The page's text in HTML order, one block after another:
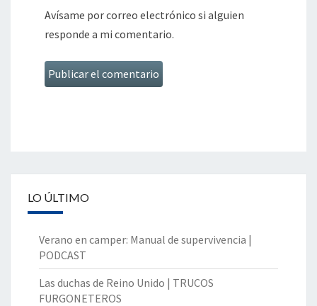
Avísame por correo electrónico si alguien
responde a mi comentario.
LO ÚLTIMO
Verano en camper: Manual de supervivencia |
PODCAST
Las duchas de Reino Unido | TRUCOS
FURGONETEROS